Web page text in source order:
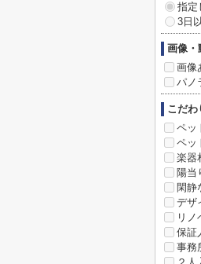
指定
3日
画像・
画像
パノ
こだわ
ペッ
ペッ
楽器
陽当
閑静
デザ
リノ
保証
事務